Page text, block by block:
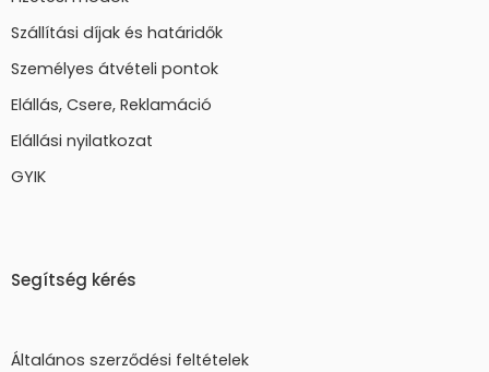
Szállítási díjak és határidők
Személyes átvételi pontok
Elállás, Csere, Reklamáció
Elállási nyilatkozat
GYIK
Segítség kérés
Általános szerződési feltételek